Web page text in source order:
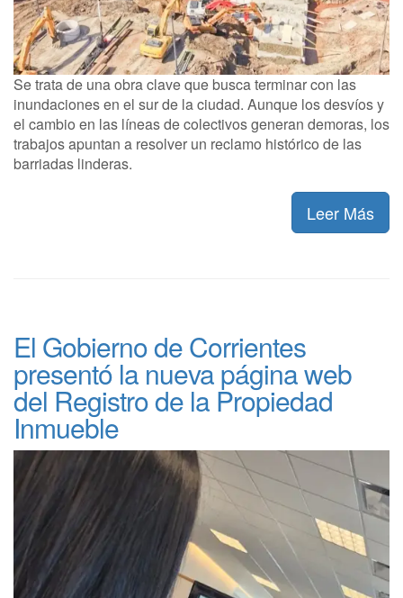
Se trata de una obra clave que busca terminar con las
inundaciones en el sur de la ciudad. Aunque los desvíos y
el cambio en las líneas de colectivos generan demoras, los
trabajos apuntan a resolver un reclamo histórico de las
barriadas linderas.
Leer Más
El Gobierno de Corrientes
presentó la nueva página web
del Registro de la Propiedad
Inmueble